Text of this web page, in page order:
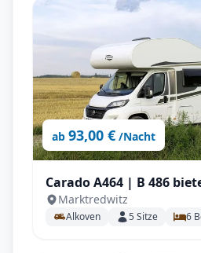
ab 93,00 € /Nacht
Carado A464 | B 486
Platz für 5 Personen ,
Doppelbett, zusätzlicher
Marktredwitz
Alkoven 5Sitze 6